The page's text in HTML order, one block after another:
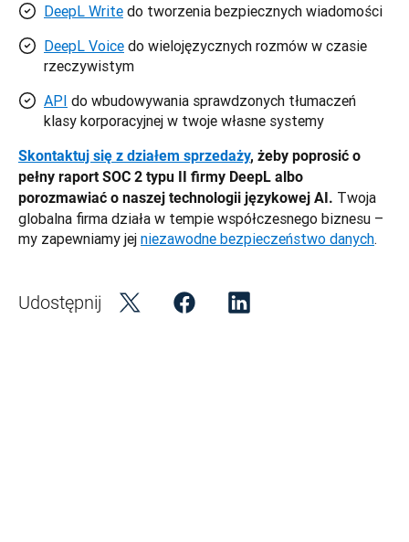
DeepL Write do tworzenia bezpiecznych wiadomości
DeepL Voice do wielojęzycznych rozmów w czasie
rzeczywistym
API do wbudowywania sprawdzonych tłumaczeń
klasy korporacyjnej w twoje własne systemy
Skontaktuj się z działem sprzedaży, żeby poprosić o
pełny raport SOC 2 typu II firmy DeepL albo
porozmawiać o naszej technologii językowej AI. Twoja
globalna firma działa w tempie współczesnego biznesu –
my zapewniamy jej niezawodne bezpieczeństwo danych.
Udostępnij